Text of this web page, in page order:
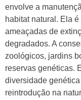
envolve a
habitat natural. Ela
ameaçadas de
degradados. A
zoológicos, jardins
reservas genéticas.
diversidade
reintrodução na